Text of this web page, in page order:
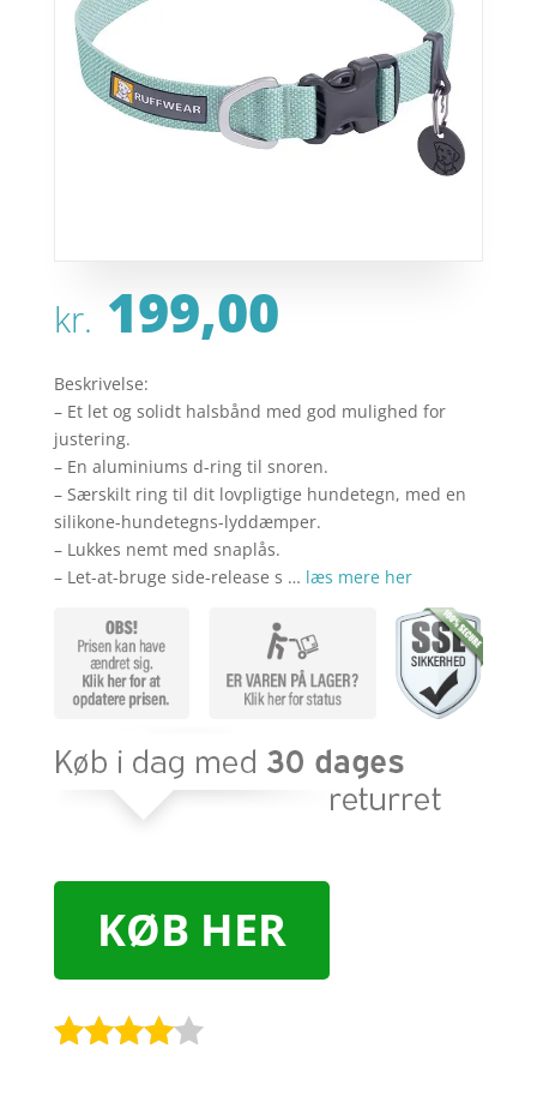
kr. 199,00
Beskrivelse:
– Et let og solidt halsbånd med god mulighed for
justering.
– En aluminiums d-ring til snoren.
– Særskilt ring til dit lovpligtige hundetegn, med en
silikone-hundetegns-lyddæmper.
– Lukkes nemt med snaplås.
– Let-at-bruge side-release s … læs mere her
KØB HER